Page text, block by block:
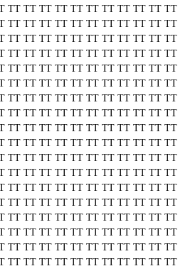
TT TT TT TT TT TT TT TT TT TT TT
TT TT TT TT TT TT TT TT TT TT TT
TT TT TT TT TT TT TT TT TT TT TT
TT TT TT TT TT TT TT TT TT TT TT
TT TT TT TT TT TT TT TT TT TT TT
TT TT TT TT TT TT TT TT TT TT TT
TT TT TT TT TT TT TT TT TT TT TT
TT TT TT TT TT TT TT TT TT TT TT
TT TT TT TT TT TT TT TT TT TT TT
TT TT TT TT TT TT TT TT TT TT TT
TT TT TT TT TT TT TT TT TT TT TT
TT TT TT TT TT TT TT TT TT TT TT
TT TT TT TT TT TT TT TT TT TT TT
TT TT TT TT TT TT TT TT TT TT TT
TT TT TT TT TT TT TT TT TT TT TT
TT TT TT TT TT TT TT TT TT TT TT
TT TT TT TT TT TT TT TT TT TT TT
TT TT TT TT TT TT TT TT TT TT TT